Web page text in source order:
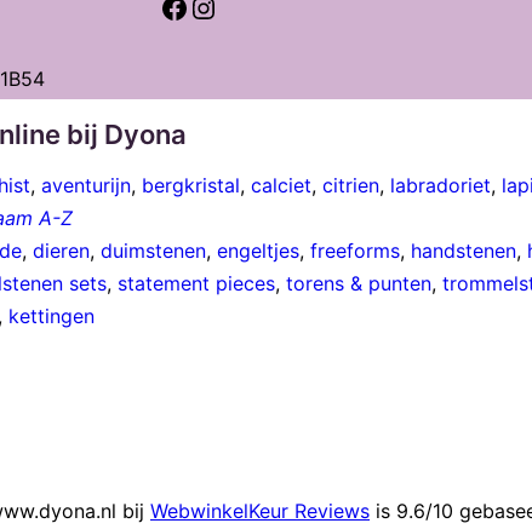
bij Dyona
, aventurijn, bergkristal, calciet, citrien, labradoriet,
A-Z
, dieren, duimstenen, engeltjes, freeforms, handstenen,
sets, statement pieces, torens & punten,
, kettingen
bij WebwinkelKeur Reviews is 9.6/10